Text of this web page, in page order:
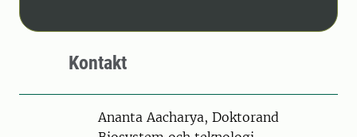
Kontakt
PersonAnanta Aacharya, Doktorand